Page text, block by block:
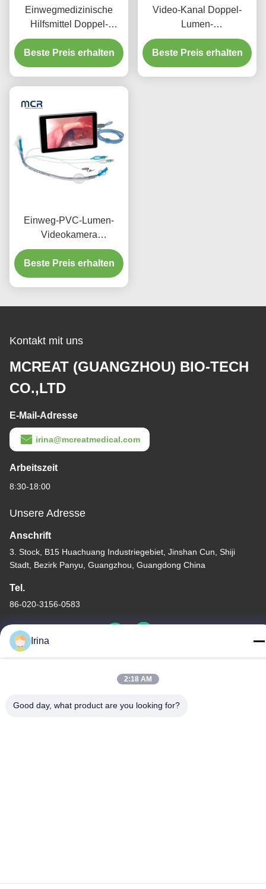
Einwegmedizinische
Hilfsmittel Doppel-
Lumen-
Endotrachealröhre mit
PU-Mikro-
Beste Preis erhalten
Video-Kanal Doppel-
Lumen-
Endobronchialröhre ohne
Kamera
Beste Preis erhalten
Einweg-PVC-Lumen-
Videokamera
Endobronchialkanüle für
Erwachsene
Beste Preis erhalten
Kontakt mit uns
MCREAT (GUANGZHOU) BIO-TECH
CO.,LTD
E-Mail-Adresse
irina@mcreatmedical.com
Arbeitszeit
8:30-18:00
Unsere Adresse
Anschrift
3. Stock, B15 Huachuang Industriegebiet, Jinshan Cun, Shiji
Stadt, Bezirk Panyu, Guangzhou, Guangdong China
Tel.
86-020-3156-0583
China Gute Qualität Geschlossene Sauganlage Lieferant.
CO.,LTD Alle Rechte vorbehalten.
Irina
2:18 AM
Good day, what product are you looking for?